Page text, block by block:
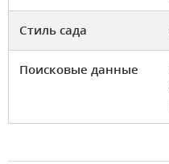
Стиль сада
Поисковые данные